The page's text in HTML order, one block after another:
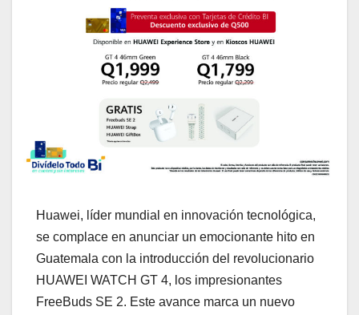
Huawei, líder mundial en innovación tecnológica,
se complace en anunciar un emocionante hito en
Guatemala con la introducción del revolucionario
HUAWEI WATCH GT 4, los impresionantes
FreeBuds SE 2. Este avance marca un nuevo